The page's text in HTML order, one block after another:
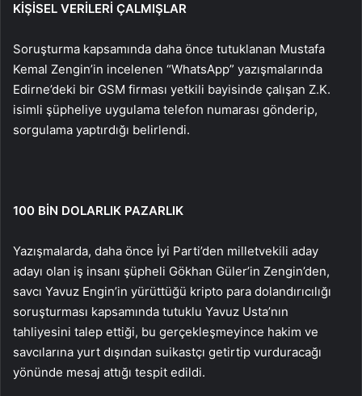
KİŞİSEL VERİLERİ ÇALMIŞLAR
Soruşturma kapsamında daha önce tutuklanan Mustafa
Kemal Zengin’in incelenen “WhatsApp” yazışmalarında
Edirne’deki bir GSM firması yetkili bayisinde çalışan Z.K.
isimli şüpheliye uygulama telefon numarası gönderip,
sorgulama yaptırdığı belirlendi.
100 BİN DOLARLIK PAZARLIK
Yazışmalarda, daha önce İyi Parti’den milletvekili aday
adayı olan iş insanı şüpheli Gökhan Güler’in Zengin’den,
savcı Yavuz Engin’in yürüttüğü kripto para dolandırıcılığı
soruşturması kapsamında tutuklu Yavuz Usta’nın
tahliyesini talep ettiği, bu gerçekleşmeyince hakim ve
savcılarına yurt dışından suikastçı getirtip vurduracağı
yönünde mesaj attığı tespit edildi.